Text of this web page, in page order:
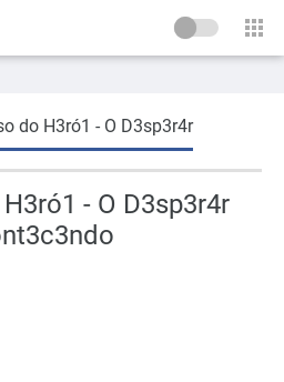
do H3ró1 - O D3sp3r4r
- O D3sp3r4r